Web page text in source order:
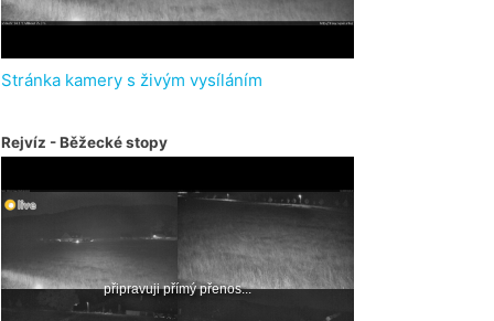
Stránka kamery s živým vysíláním
Rejvíz - Běžecké stopy